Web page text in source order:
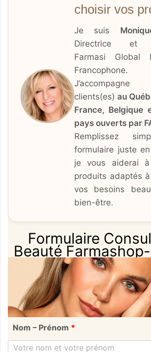
choisir vos
Je suis
Directrice et
Farmasi Global
Francophone.
clients(es) au
France, Belgique
pays ouverts par
Remplissez
formulaire juste
je vous aiderai
produits adaptés
vos besoins
bien-être.
Formulaire
Beauté
Nom – Prénom *